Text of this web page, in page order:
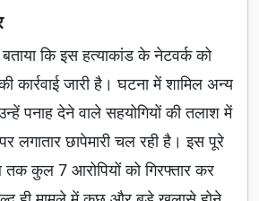
कि इस हत्याकांड के नेटवर्क को
कार्रवाई जारी है। घटना में शामिल अन्य
पनाह देने वाले सहयोगियों की तलाश में
लगातार छापेमारी चल रही है। इस पूरे
कुल 7 आरोपियों को गिरफ्तार कर